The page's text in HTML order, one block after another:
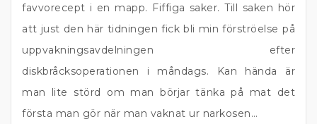
favvorecept i en mapp. Fiffiga saker. Till saken hör
att just den här tidningen fick bli min förströelse på
uppvakningsavdelningen efter
diskbråcksoperationen i måndags. Kan hända är
man lite störd om man börjar tänka på mat det
första man gör när man vaknat ur narkosen…